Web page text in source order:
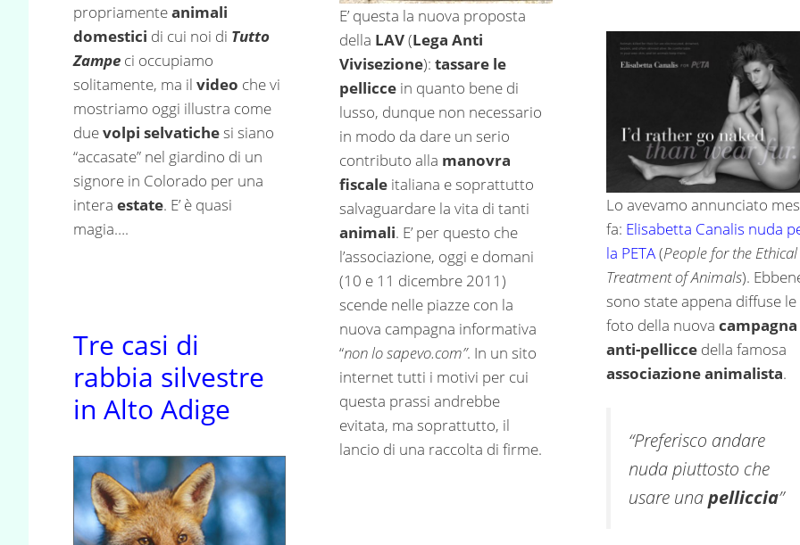
propriamenteanimali
domestici di cui noi di Tutto
Zampe ci occupiamo
solitamente, ma il video che vi
mostriamo oggi illustra come
duevolpi selvatichesi siano
“accasate” nel giardino di un
signore in Colorado per una
intera estate. E’ è quasi
magia….
E’ questa la nuova proposta
della LAV(Lega Anti
Vivisezione): tassare le
pellicce in quanto bene di
lusso, dunque non necessario
in modo da dare un serio
contributo alla manovra
fiscale italiana e soprattutto
salvaguardare la vita di tanti
animali. E’ per questo che
l’associazione, oggi e domani
(10 e 11 dicembre 2011)
scende nelle piazze con la
nuova campagna informativa
“non lo sapevo.com”. In un sito
internet tutti i motivi per cui
questa prassi andrebbe
evitata, ma soprattutto, il
lancio di una raccolta di firme.
Lo avevamo annunciato
fa: Elisabetta Canalis nuda
la PETA(People for the Ethical
Treatment of Animals).
sono state appena diffuse le
foto della nuova campagna
anti-pelliccedella famosa
associazione animalista.
“Preferisco andare
nuda piuttosto che
usare unapelliccia”
Tre casi di
rabbia silvestre
in Alto Adige